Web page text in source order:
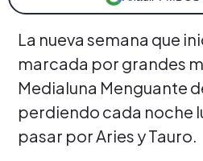
La nueva semana que
marcada por grandes
Medialuna Menguante
perdiendo cada noche
pasar por Aries y Tauro.